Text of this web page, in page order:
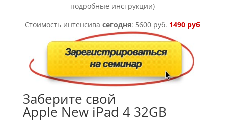
подробные инструкции)
Стоимость интенсива сегодня: 5600 руб. 1490 руб
Заберите свой
Apple New iPad 4 32GB